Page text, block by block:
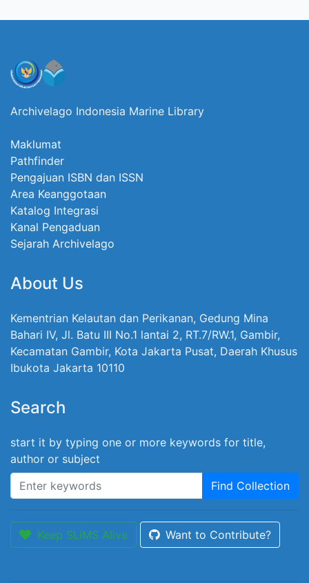
Archivelago Indonesia Marine Library
Maklumat
Pathfinder
Pengajuan ISBN dan ISSN
Area Keanggotaan
Katalog Integrasi
Kanal Pengaduan
Sejarah Archivelago
About Us
Kementrian Kelautan dan Perikanan, Gedung Mina
Bahari IV, Jl. Batu III No.1 lantai 2, RT.7/RW.1, Gambir,
Kecamatan Gambir, Kota Jakarta Pusat, Daerah Khusus
Ibukota Jakarta 10110
Search
start it by typing one or more keywords for title,
author or subject
Find Collection
Keep SLiMS Alive Want to Contribute?